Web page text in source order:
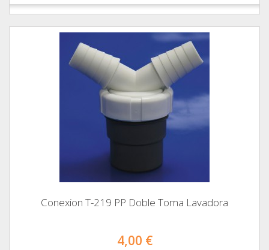
Conexion T-219 PP Doble Toma Lavadora
4,00 €